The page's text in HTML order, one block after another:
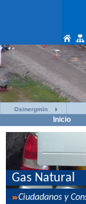
Osinergmin
Inicio